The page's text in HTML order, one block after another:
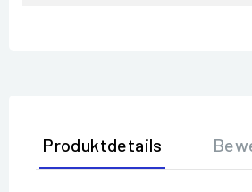
Produktdetails